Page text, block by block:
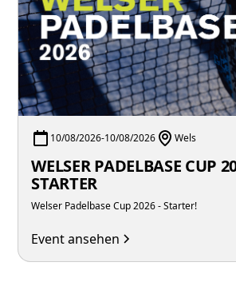
10/08/2026-10/08/2026 Wels
WELSER PADELBASE CUP
STARTER
Welser Padelbase Cup 2026 - Starter!
Event ansehen